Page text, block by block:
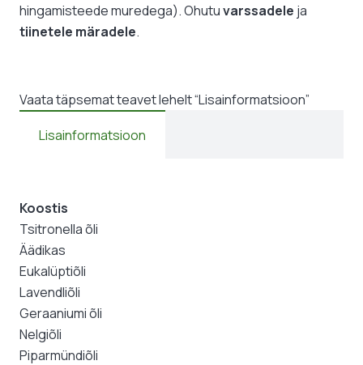
hingamisteede muredega). Ohutuvarssadele ja
tiinetele märadele.
Vaata täpsemat teavet lehelt “Lisainformatsioon”
Lisainformatsioon
Koostis
Tsitronella õli
Äädikas
Eukalüptiõli
Lavendliõli
Geraaniumi õli
Nelgiõli
Piparmündiõli